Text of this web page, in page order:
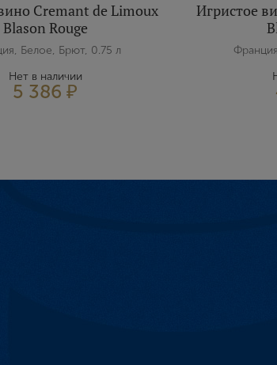
Cremant de Limoux
Blason Rouge
Белое, Брют, 0.75 л
Нет в наличии
5 386 ₽
Игристое
E-mail
Пароль
Я согласен с условиямипользовательского